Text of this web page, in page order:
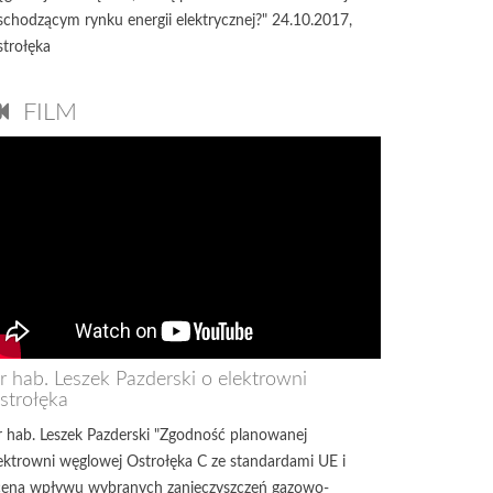
rynku energii elektrycznej?" 24.10.2017,
FILM
hab. Leszek Pazderski o elektrowni
hab. Leszek Pazderski "Zgodność planowanej
węglowej Ostrołęka C ze standardami UE i
wpływu wybranych zanieczyszczeń gazowo-